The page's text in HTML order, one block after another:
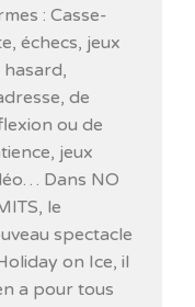
: Casse-
échecs, jeux
hasard,
de
ou de
jeux
Dans NO
le
spectacle
on Ice, il
a pour tous